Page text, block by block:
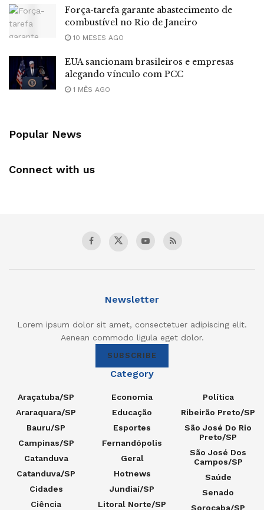
Força-tarefa garante abastecimento de
combustível no Rio de Janeiro
10 MESES AGO
EUA sancionam brasileiros e empresas
alegando vínculo com PCC
1 MÊS AGO
Popular News
Connect with us
Newsletter
Lorem ipsum dolor sit amet, consectetuer adipiscing elit.
Aenean commodo ligula eget dolor.
SUBSCRIBE
Category
Araçatuba/SP
Araraquara/SP
Bauru/SP
Campinas/SP
Catanduva
Catanduva/SP
Cidades
Ciência
Economia
Educação
Esportes
Fernandópolis
Geral
Hotnews
Jundiaí/SP
Litoral Norte/SP
Política
Ribeirão Preto/SP
São José Do Rio
Preto/SP
São José Dos
Campos/SP
Saúde
Senado
Sorocaba/SP